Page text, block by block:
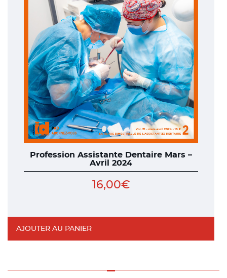
Profession Assistante Dentaire Mars –
Avril 2024
16,00€
AJOUTER AU PANIER